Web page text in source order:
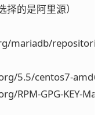
的是阿里源）
mariadb/
5.5/centos7-amd64
RPM-GPG-KEY-